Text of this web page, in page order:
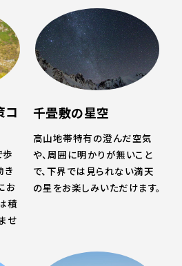
コ
き
お
積
せ
千畳敷の星空
高山地帯特有の澄んだ空気
や、周囲に明かりが無いこと
で、下界では見られない満天
の星をお楽しみいただけます。